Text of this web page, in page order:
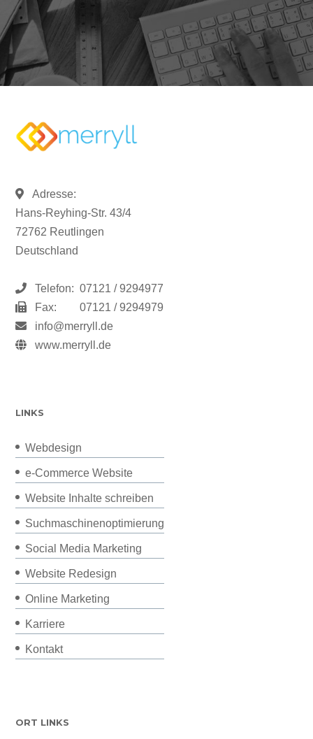
Adresse:
Hans-Reyhing-Str. 43/4
72762 Reutlingen
Deutschland
Telefon: 07121 / 9294977
Fax:
07121 / 9294979
info@merryll.de
www.merryll.de
LINKS
Webdesign
e-Commerce Website
Website Inhalte schreiben
Suchmaschinenoptimierung
Social Media Marketing
Website Redesign
Online Marketing
Karriere
Kontakt
ORT LINKS